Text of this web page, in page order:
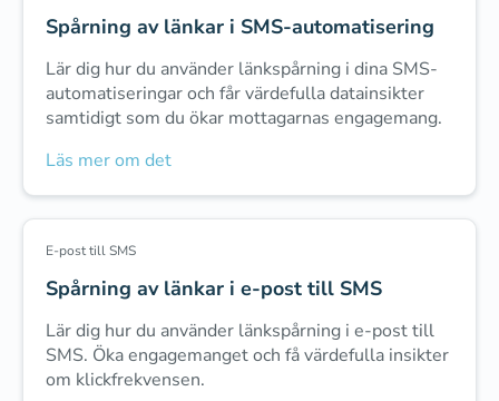
Spårning av länkar i SMS-automatisering
Lär dig hur du använder länkspårning i dina SMS-
automatiseringar och får värdefulla datainsikter
samtidigt som du ökar mottagarnas engagemang.
Läs mer om det
E-post till SMS
Spårning av länkar i e-post till SMS
Lär dig hur du använder länkspårning i e-post till
SMS. Öka engagemanget och få värdefulla insikter
om klickfrekvensen.